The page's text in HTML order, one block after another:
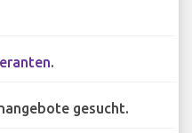
.
gesucht.